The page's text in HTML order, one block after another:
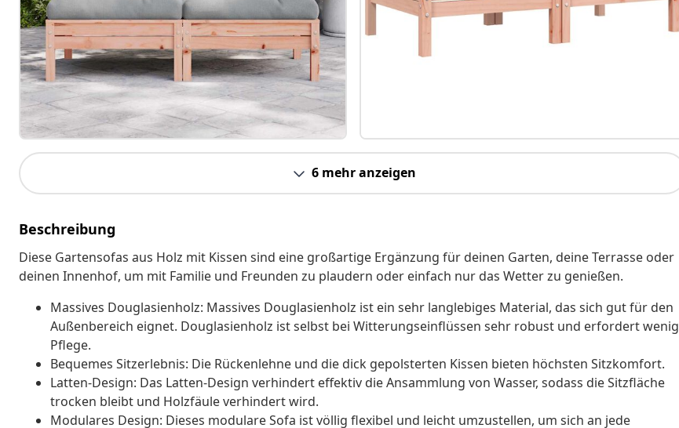
6 mehr anzeigen
Beschreibung
Diese Gartensofas aus Holz mit Kissen sind eine großartige Ergänzung für deinen Garten, deine Terrasse oder
deinen Innenhof, um mit Familie und Freunden zu plaudern oder einfach nur das Wetter zu genießen.
Massives Douglasienholz: Massives Douglasienholz ist ein sehr langlebiges Material, das sich gut für den
Außenbereich eignet. Douglasienholz ist selbst bei Witterungseinflüssen sehr robust und erfordert wenig
Pflege.
Bequemes Sitzerlebnis: Die Rückenlehne und die dick gepolsterten Kissen bieten höchsten Sitzkomfort.
Latten-Design: Das Latten-Design verhindert effektiv die Ansammlung von Wasser, sodass die Sitzfläche
trocken bleibt und Holzfäule verhindert wird.
Modulares Design: Dieses modulare Sofa ist völlig flexibel und leicht umzustellen, um sich an jede